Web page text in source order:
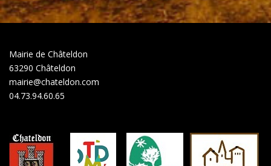
Mairie de Châteldon
63290 Châteldon
mairie@chateldon.com
04.73.94.60.65